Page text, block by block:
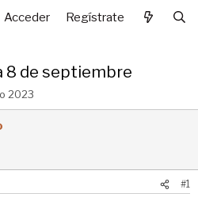
Acceder Regístrate
8 de septiembre
2023
#1